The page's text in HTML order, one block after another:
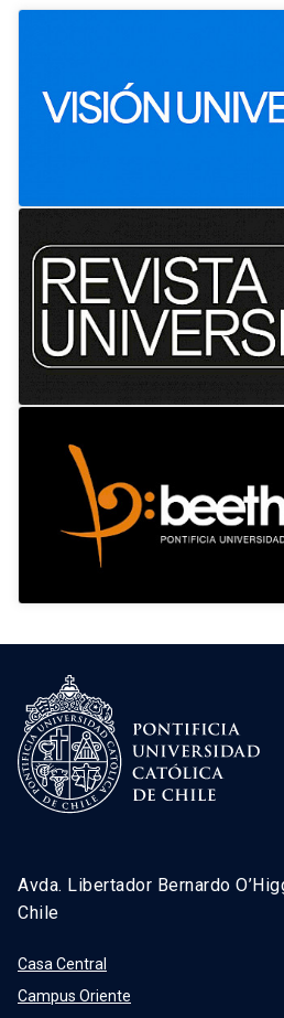
Avda. Libertador Bernardo
Chile
Casa Central
Campus Oriente